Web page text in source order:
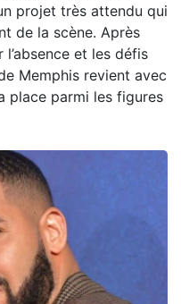
projet très attendu qui
de la scène. Après
l’absence et les défis
Memphis revient avec
place parmi les figures